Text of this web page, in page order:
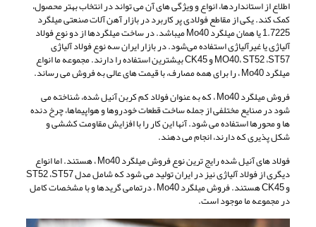
اطلاع از استانداردها، انواع و ویژگی های آن می تواند در انتخاب بهتر محصول،
کمک کند. یکی از مقاطع فولادی پر کاربرد در بازار آهن آلات صنعتی میلگرد
1.7225 یا همان میلگرد Mo40 میباشد. در ساخت میلگردها از دو نوع فولاد
آلیاژی یا غیرآلیاژی استفاده می‌شود. در بازار ایران سه نوع فولاد آلیاژی
MO40، ST52 ،ST57 و CK45 بیشترین استفاده را دارند. مجموعه ما انواع
میلگرد Mo40 ، را برای همه مصارف، با قیمت های عالی به فروش می رساند.
فروش میلگرد Mo40 ، که به عنوان فولاد کم کربن آنیل شده، شناخته می
شود در صنایع مختلفی از جمله ساخت قطعات خودروها و هواپیماها، چرخ دنده
ها و محورها استفاده می شود. آنها این کار را با افزایش مقاومت کششی و
شکل پذیری که دارند، انجام می دهند.
فولاد های آنیل شده رایج ترین نوع فروش میلگرد Mo40 ، هستند. اما انواع
دیگری از فولاد آلیاژی نیز در ایران تولید می شود که شامل مدل ST52 ،ST57
و CK45 هستند. فروش میلگرد Mo40 ، درتمامی گریدها و با مشخصات کامل
در مجموعه ما موجود است.